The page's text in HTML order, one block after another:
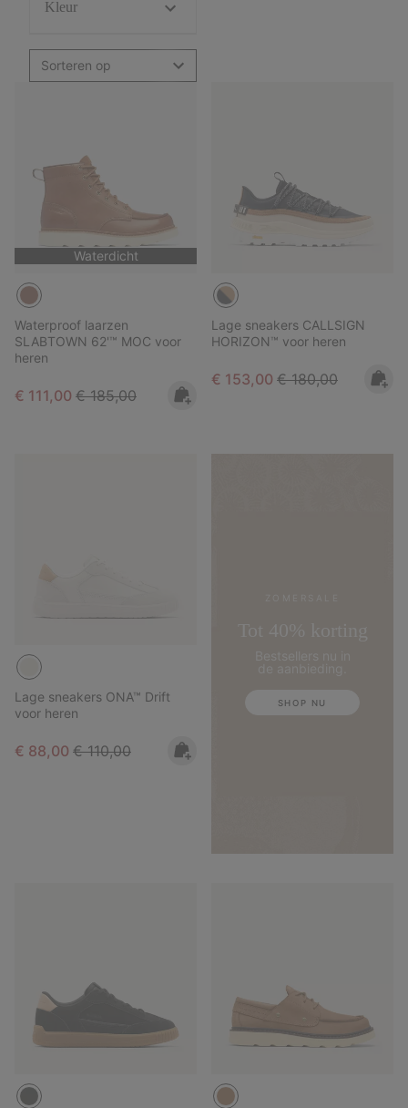
Kleur
Sorteren op
Waterdicht
Waterproof laarzen
SLABTOWN 62'™ MOC voor
heren
Sale price:
€ 111,00 Regular price:
€ 185,00
Lage sneakers CALLSIGN
HORIZON™ voor heren
Sale price:
€ 153,00 Regular price:
€ 180,00
Lage sneakers ONA™ Drift
voor heren
Sale price:
€ 88,00 Regular price:
€ 110,00
SHOP NU